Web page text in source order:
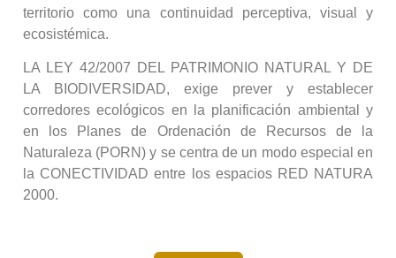
territorio como una continuidad perceptiva, visual y
ecosistémica.
LA LEY 42/2007 DEL PATRIMONIO NATURAL Y DE
LA BIODIVERSIDAD, exige prever y establecer
corredores ecológicos en la planificación ambiental y
en los Planes de Ordenación de Recursos de la
Naturaleza (PORN) y se centra de un modo especial en
la CONECTIVIDAD entre los espacios RED NATURA
2000.